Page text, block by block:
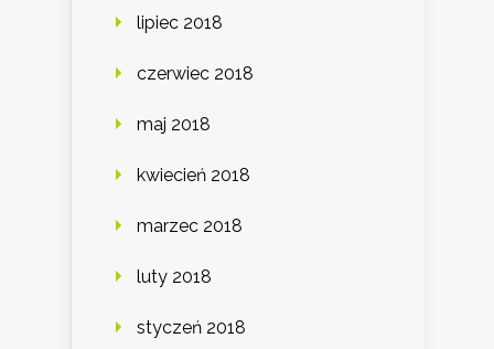
lipiec 2018
czerwiec 2018
maj 2018
kwiecień 2018
marzec 2018
luty 2018
styczeń 2018